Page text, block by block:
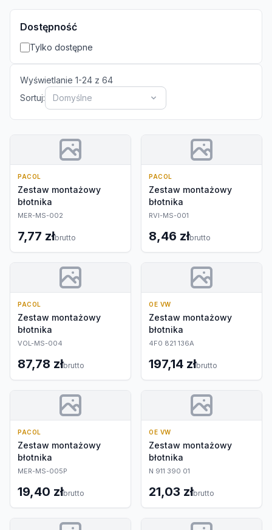
Dostępność
Tylko dostępne
Wyświetlanie 1-24 z 64
Sortuj:
Domyślne
PACOL
Zestaw montażowy
błotnika
MER-MS-002
7,77 złbrutto
PACOL
Zestaw montażowy
błotnika
RVI-MS-001
8,46 złbrutto
PACOL
Zestaw montażowy
błotnika
VOL-MS-004
87,78 złbrutto
OE VW
Zestaw montażowy
błotnika
4F0 821 136A
197,14 złbrutto
PACOL
Zestaw montażowy
błotnika
MER-MS-005P
19,40 złbrutto
OE VW
Zestaw montażowy
błotnika
N 911 390 01
21,03 złbrutto